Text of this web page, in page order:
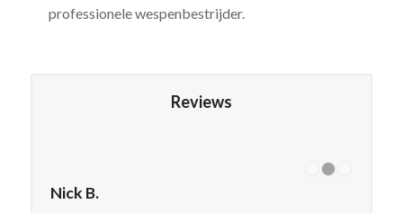
professionele wespenbestrijder.
Reviews
Nick B.